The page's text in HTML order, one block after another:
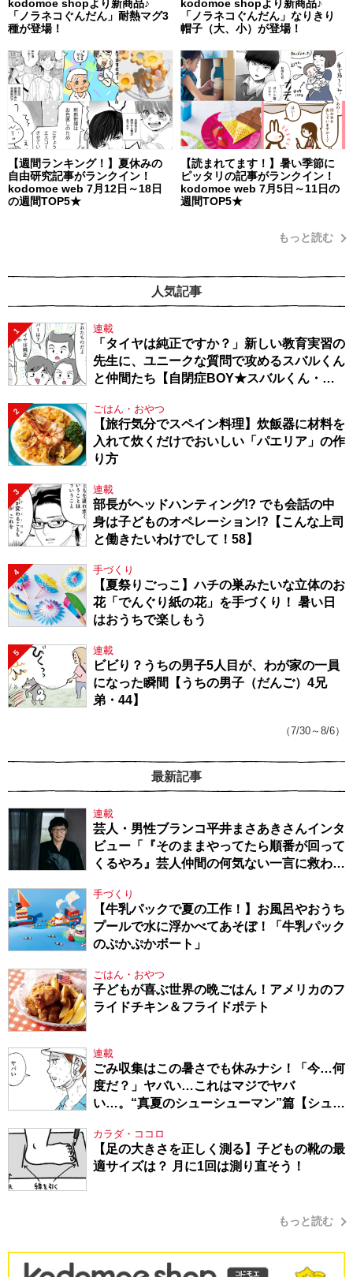
kodomoe shopより新商品♪
「ノラネコぐんだん」耐熱マグ3
種が登場！
kodomoe shopより新商品♪
「ノラネコぐんだん」なりきり
帽子（大、小）が登場！
【週間ランキング！】夏休みの
自由研究記事がランクイン！
kodomoe web 7月12日～18日
の週間TOP5★
【読まれてます！】暑い季節に
ピッタリの記事がランクイン！
kodomoe web 7月5日～11日の
週間TOP5★
もっと読む
人気記事
1 連載
「タイヤは純正ですか？」新しい教育実習の
先生に、ユニークな質問で攻めるスバルくん
と仲間たち【自閉症BOY★スバルくん・
2 ごはん・おやつ
【旅行気分でスペイン料理】炊飯器に材料を
入れて炊くだけでおいしい「パエリア」の作
り方
3 連載
部長がヘッドハンティング!? でも会話の中
身は子どものオペレーション!?【こんな上司
と働きたいわけでして！58】
4 手づくり
【夏祭りごっこ】ハチの巣みたいな立体のお
花「でんぐり紙の花」を手づくり！ 暑い日
はおうちで楽しもう
5 連載
ビビり？うちの男子5人目が、わが家の一員
になった瞬間【うちの男子（だんご）4兄
弟・44】
（7/30～8/6）
最新記事
連載
芸人・男性ブランコ平井まさあきさんインタ
ビュー「『そのままやってたら順番が回って
くるやろ』芸人仲間の何気ない一言に救われ
手づくり
【牛乳パックで夏の工作！】お風呂やおうち
プールで水に浮かべてあそぼ！「牛乳パック
のぷかぷかボート」
ごはん・おやつ
子どもが喜ぶ世界の晩ごはん！アメリカのフ
ライドチキン＆フライドポテト
連載
ごみ収集はこの暑さでも休みナシ！「今…何
度だ？」ヤバい…これはマジでヤバ
い…。“真夏のシューシューマン”篇【シュー
カラダ・ココロ
【足の大きさを正しく測る】子どもの靴の最
適サイズは？ 月に1回は測り直そう！
もっと読む